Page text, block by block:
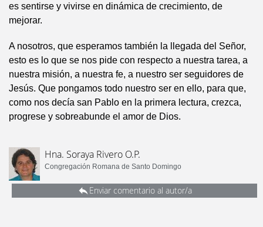
es sentirse y vivirse en dinámica de crecimiento, de
mejorar.
A nosotros, que esperamos también la llegada del Señor,
esto es lo que se nos pide con respecto a nuestra tarea, a
nuestra misión, a nuestra fe, a nuestro ser seguidores de
Jesús. Que pongamos todo nuestro ser en ello, para que,
como nos decía san Pablo en la primera lectura, crezca,
progrese y sobreabunde el amor de Dios.
Hna. Soraya Rivero O.P.
Congregación Romana de Santo Domingo
Enviar comentario al autor/a